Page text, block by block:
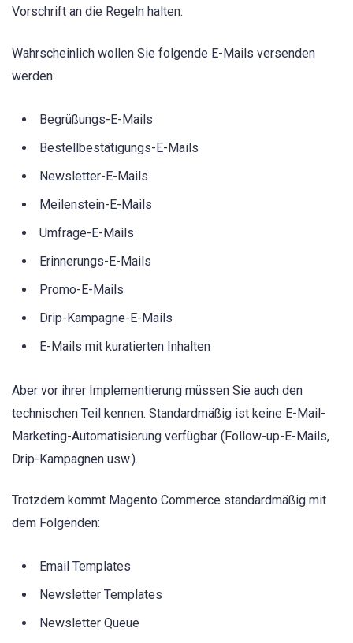
Vorschrift an die Regeln halten.
Wahrscheinlich wollen Sie folgende E-Mails versenden
werden:
Begrüßungs-E-Mails
Bestellbestätigungs-E-Mails
Newsletter-E-Mails
Meilenstein-E-Mails
Umfrage-E-Mails
Erinnerungs-E-Mails
Promo-E-Mails
Drip-Kampagne-E-Mails
E-Mails mit kuratierten Inhalten
Aber vor ihrer Implementierung müssen Sie auch den
technischen Teil kennen. Standardmäßig ist keine E-Mail-
Marketing-Automatisierung verfügbar (Follow-up-E-Mails,
Drip-Kampagnen usw.).
Trotzdem kommt Magento Commerce standardmäßig mit
dem Folgenden:
Email Templates
Newsletter Templates
Newsletter Queue